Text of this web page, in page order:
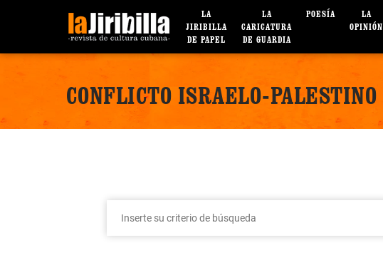
LA
JIRIBILLA
DE PAPEL
LA
CARICATURA
DE GUARDIA
POESÍA
LA
OPINIÓN
CONFLICTO ISRAELO-PALESTINO